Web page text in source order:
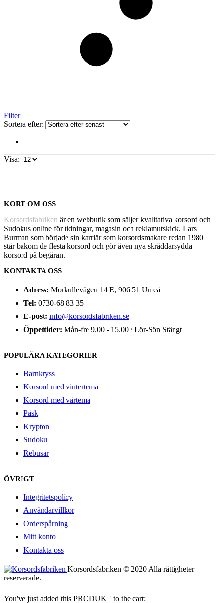
Filter
Sortera efter:
Visa:
KORT OM OSS
Korsordsfabriken är en webbutik som säljer kvalitativa korsord och
Sudokus online för tidningar, magasin och reklamutskick. Lars
Burman som började sin karriär som korsordsmakare redan 1980
står bakom de flesta korsord och gör även nya skräddarsydda
korsord på begäran.
KONTAKTA OSS
Adress: Morkullevägen 14 E, 906 51 Umeå
Tel: 0730-68 83 35
E-post: info@korsordsfabriken.se
Öppettider: Mån-fre 9.00 - 15.00 / Lör-Sön Stängt
POPULÄRA KATEGORIER
Barnkryss
Korsord med vintertema
Korsord med vårtema
Påsk
Krypton
Sudoku
Rebusar
ÖVRIGT
Integritetspolicy
Användarvillkor
Orderspårning
Mitt konto
Kontakta oss
Korsordsfabriken © 2020 Alla rättigheter
reserverade.
You've just added this PRODUKT to the cart: